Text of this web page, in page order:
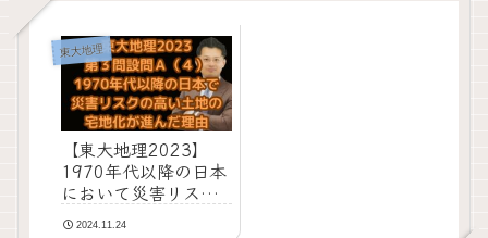
東大地理
【東大地理2023】
1970年代以降の日本
において災害リスク
の高い土地の宅地化
2024.11.24